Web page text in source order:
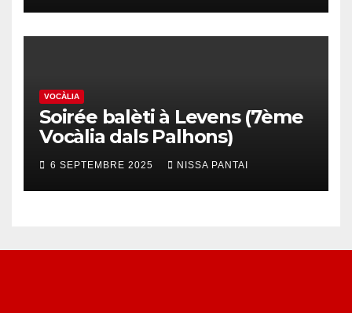
VOCÀLIA
Soirée balèti à Levens (7ème
Vocàlia dals Palhons)
6 SEPTEMBRE 2025 NISSA PANTAI